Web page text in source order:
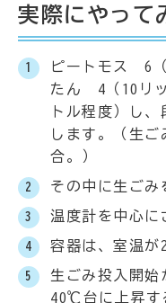
実際にやって
ピートモス 6
たん 4（10リ
トル程度）し
します。（生
合。）
その中に生ごみ
温度計を中心に
容器は、室温が
生ごみ投入開始
40℃台に上昇す